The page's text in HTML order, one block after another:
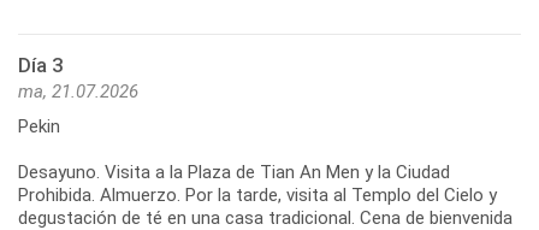
Día 3
ma, 21.07.2026
Pekin
Desayuno. Visita a la Plaza de Tian An Men y la Ciudad
Prohibida. Almuerzo. Por la tarde, visita al Templo del Cielo y
degustación de té en una casa tradicional. Cena de bienvenida